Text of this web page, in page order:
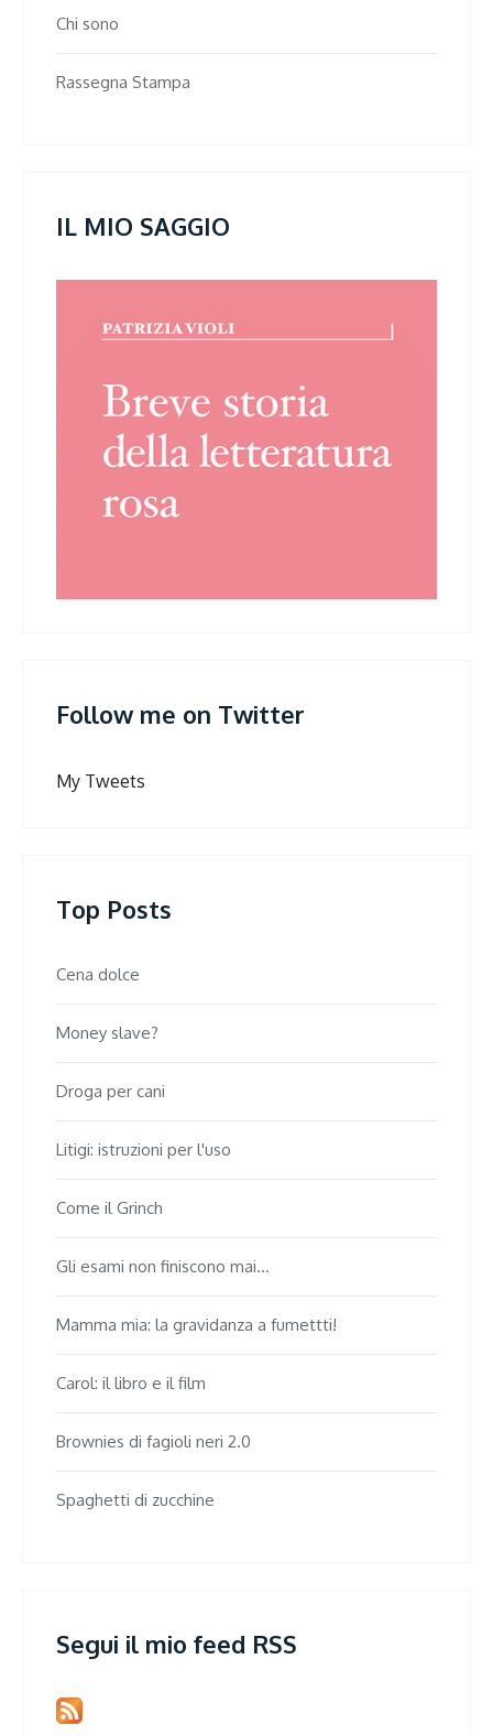
Chi sono
Rassegna Stampa
IL MIO SAGGIO
Follow me on Twitter
My Tweets
Top Posts
Cena dolce
Money slave?
Droga per cani
Litigi: istruzioni per l'uso
Come il Grinch
Gli esami non finiscono mai...
Mamma mia: la gravidanza a fumettti!
Carol: il libro e il film
Brownies di fagioli neri 2.0
Spaghetti di zucchine
Segui il mio feed RSS